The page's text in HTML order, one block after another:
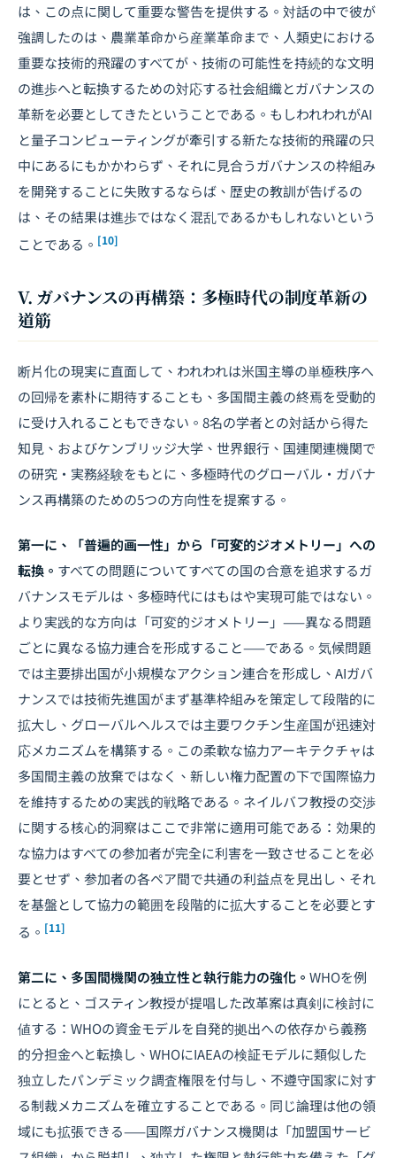
は、この点に関して重要な警告を提供する。対話の中で彼が
強調したのは、農業革命から産業革命まで、人類史における
重要な技術的飛躍のすべてが、技術の可能性を持続的な文明
の進歩へと転換するための対応する社会組織とガバナンスの
革新を必要としてきたということである。もしわれわれがAI
と量子コンピューティングが牽引する新たな技術的飛躍の只
中にあるにもかかわらず、それに見合うガバナンスの枠組み
を開発することに失敗するならば、歴史の教訓が告げるの
は、その結果は進歩ではなく混乱であるかもしれないという
ことである。 [10]
V. ガバナンスの再構築：多極時代の制度革新の
道筋
断片化の現実に直面して、われわれは米国主導の単極秩序へ
の回帰を素朴に期待することも、多国間主義の終焉を受動的
に受け入れることもできない。8名の学者との対話から得た
知見、およびケンブリッジ大学、世界銀行、国連関連機関で
の研究・実務経験をもとに、多極時代のグローバル・ガバナ
ンス再構築のための5つの方向性を提案する。
第一に、「普遍的画一性」から「可変的ジオメトリー」への
転換。 すべての問題についてすべての国の合意を追求するガ
バナンスモデルは、多極時代にはもはや実現可能ではない。
より実践的な方向は「可変的ジオメトリー」——異なる問題
ごとに異なる協力連合を形成すること——である。気候問題
では主要排出国が小規模なアクション連合を形成し、AIガバ
ナンスでは技術先進国がまず基準枠組みを策定して段階的に
拡大し、グローバルヘルスでは主要ワクチン生産国が迅速対
応メカニズムを構築する。この柔軟な協力アーキテクチャは
多国間主義の放棄ではなく、新しい権力配置の下で国際協力
を維持するための実践的戦略である。ネイルバフ教授の交渉
に関する核心的洞察はここで非常に適用可能である：効果的
な協力はすべての参加者が完全に利害を一致させることを必
要とせず、参加者の各ペア間で共通の利益点を見出し、それ
を基盤として協力の範囲を段階的に拡大することを必要とす
る。 [11]
第二に、多国間機関の独立性と執行能力の強化。 WHOを例
にとると、ゴスティン教授が提唱した改革案は真剣に検討に
値する：WHOの資金モデルを自発的拠出への依存から義務
的分担金へと転換し、WHOにIAEAの検証モデルに類似した
独立したパンデミック調査権限を付与し、不遵守国家に対す
る制裁メカニズムを確立することである。同じ論理は他の領
域にも拡張できる——国際ガバナンス機関は「加盟国サービ